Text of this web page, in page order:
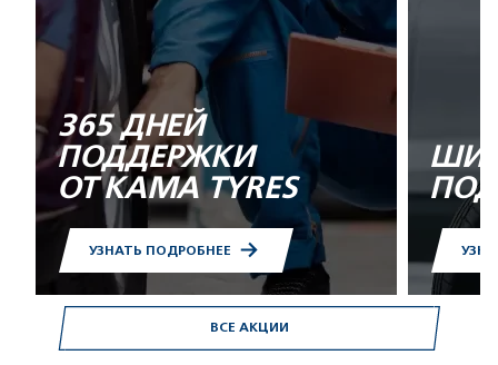
ВСЕ АКЦИИ
365 ДНЕЙ
ПОДДЕРЖКИ
ОТ KAMA TYRES
УЗНАТЬ ПОДРОБНЕЕ